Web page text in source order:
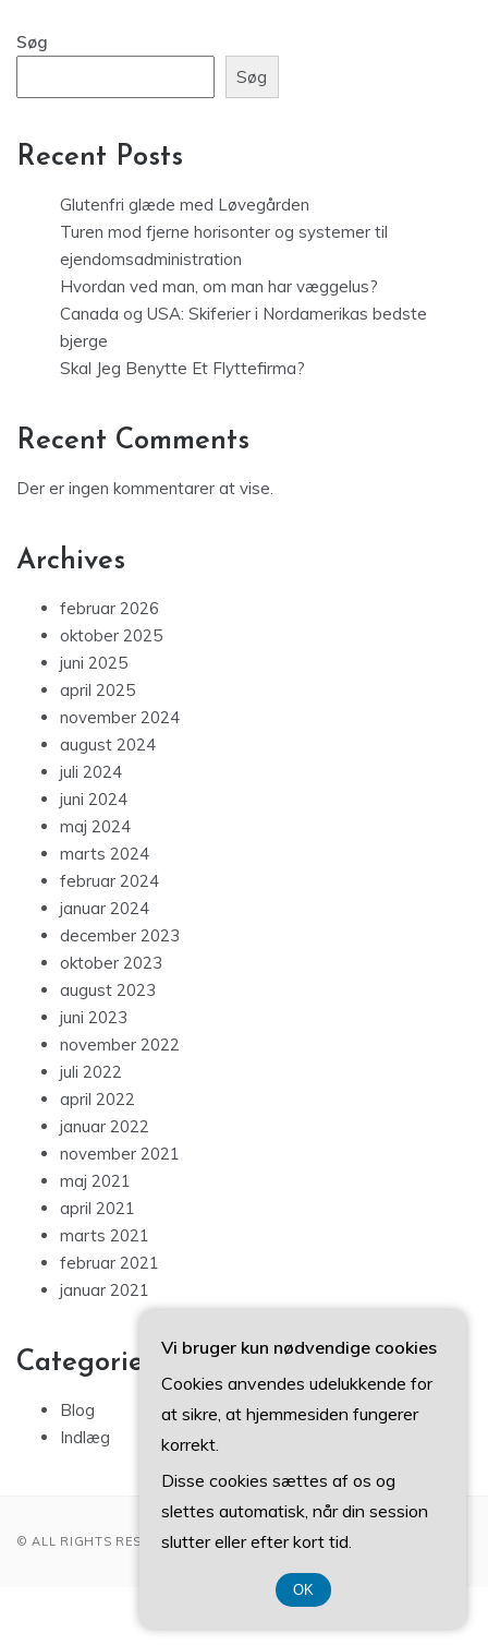
Søg
Søg
Recent Posts
Glutenfri glæde med Løvegården
Turen mod fjerne horisonter og systemer til
ejendomsadministration
Hvordan ved man, om man har væggelus?
Canada og USA: Skiferier i Nordamerikas bedste
bjerge
Skal Jeg Benytte Et Flyttefirma?
Recent Comments
Der er ingen kommentarer at vise.
Archives
februar 2026
oktober 2025
juni 2025
april 2025
november 2024
august 2024
juli 2024
juni 2024
maj 2024
marts 2024
februar 2024
januar 2024
december 2023
oktober 2023
august 2023
juni 2023
november 2022
juli 2022
april 2022
januar 2022
november 2021
maj 2021
april 2021
marts 2021
februar 2021
januar 2021
Categories
Blog
Indlæg
© ALL RIGHTS RESERVED 2022
Vi bruger kun nødvendige cookies
Cookies anvendes udelukkende for
at sikre, at hjemmesiden fungerer
korrekt.
Disse cookies sættes af os og
slettes automatisk, når din session
slutter eller efter kort tid.
OK